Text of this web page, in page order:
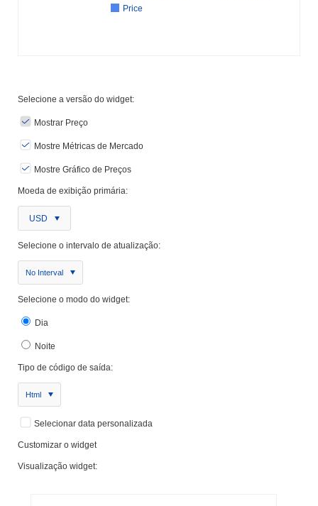
Price
Selecione a versão do widget:
Mostrar Preço
Mostre Métricas de Mercado
Mostre Gráfico de Preços
Moeda de exibição primária:
USD
Selecione o intervalo de atualização:
No Interval
Selecione o modo do widget:
Dia
Noite
Tipo de código de saída:
Html
Selecionar data personalizada
Customizar o widget
Visualização widget: